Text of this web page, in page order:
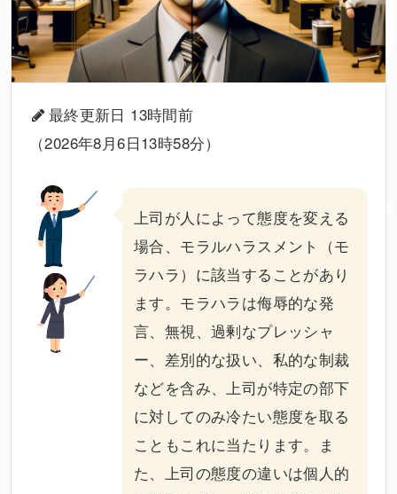
最終更新日 13時間前
（2026年8月6日13時58分）
上司 が人によって態度を変える
場合、モラルハラスメント（モ
ラハラ）に該当することがあり
ます。モラハラは侮辱的な発
言、無視、過剰なプレッシャ
ー、差別的な扱い、私的な制裁
などを含み、上司が特定の部下
に対してのみ冷たい態度を取る
こともこれに当たります。ま
た、上司の態度の違いは個人的